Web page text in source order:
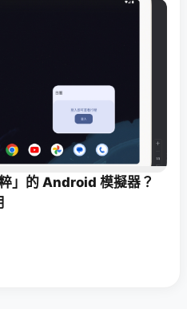
」的 Android 模擬器？